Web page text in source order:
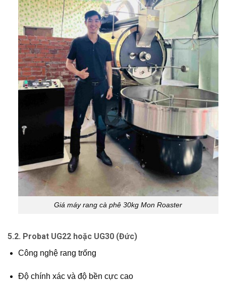
Giá máy rang cà phê 30kg Mon Roaster
5.2. Probat UG22 hoặc UG30 (Đức)
Công nghệ rang trống
Độ chính xác và độ bền cực cao